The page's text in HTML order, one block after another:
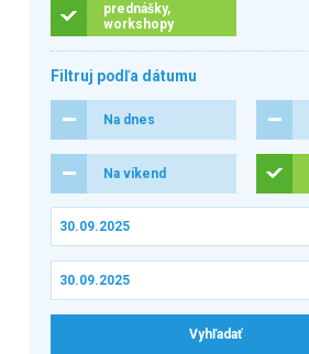
prednášky,
workshopy
Filtruj podľa dátumu
Na dnes
Na víkend